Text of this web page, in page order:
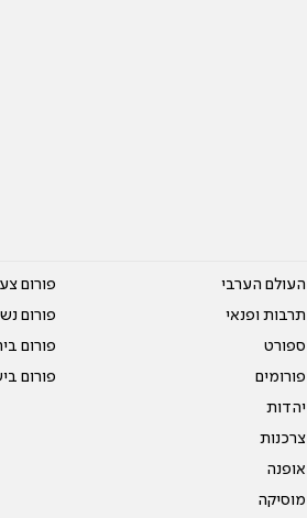
העולם הערבי
תרבות ופנאי
ספורט
פורומים
יהדות
צרכנות
אופנה
מוסיקה
פורום
פורום
פורום
פורום